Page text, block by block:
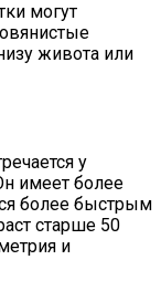
могут
живота или
у
имеет более
более быстрым
старше 50
и